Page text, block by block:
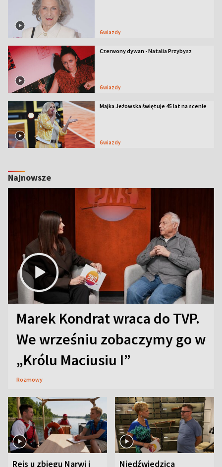
Gwiazdy
Czerwony dywan - Natalia Przybysz
Gwiazdy
Majka Jeżowska świętuje 45 lat na scenie
Gwiazdy
Najnowsze
Marek Kondrat wraca do TVP.
We wrześniu zobaczymy go w
„Królu Maciusiu I”
Rozmowy
Rejs u zbiegu Narwi i Niedźwiedzica